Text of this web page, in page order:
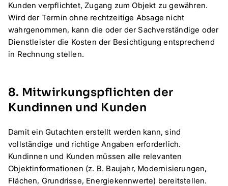
Kunden verpflichtet, Zugang zum Objekt zu gewähren.
Wird der Termin ohne rechtzeitige Absage nicht
wahrgenommen, kann die oder der Sachverständige oder
Dienstleister die Kosten der Besichtigung entsprechend
in Rechnung stellen.
8. Mitwirkungspflichten der
Kundinnen und Kunden
Damit ein Gutachten erstellt werden kann, sind
vollständige und richtige Angaben erforderlich.
Kundinnen und Kunden müssen alle relevanten
Objektinformationen (z. B. Baujahr, Modernisierungen,
Flächen, Grundrisse, Energiekennwerte) bereitstellen.